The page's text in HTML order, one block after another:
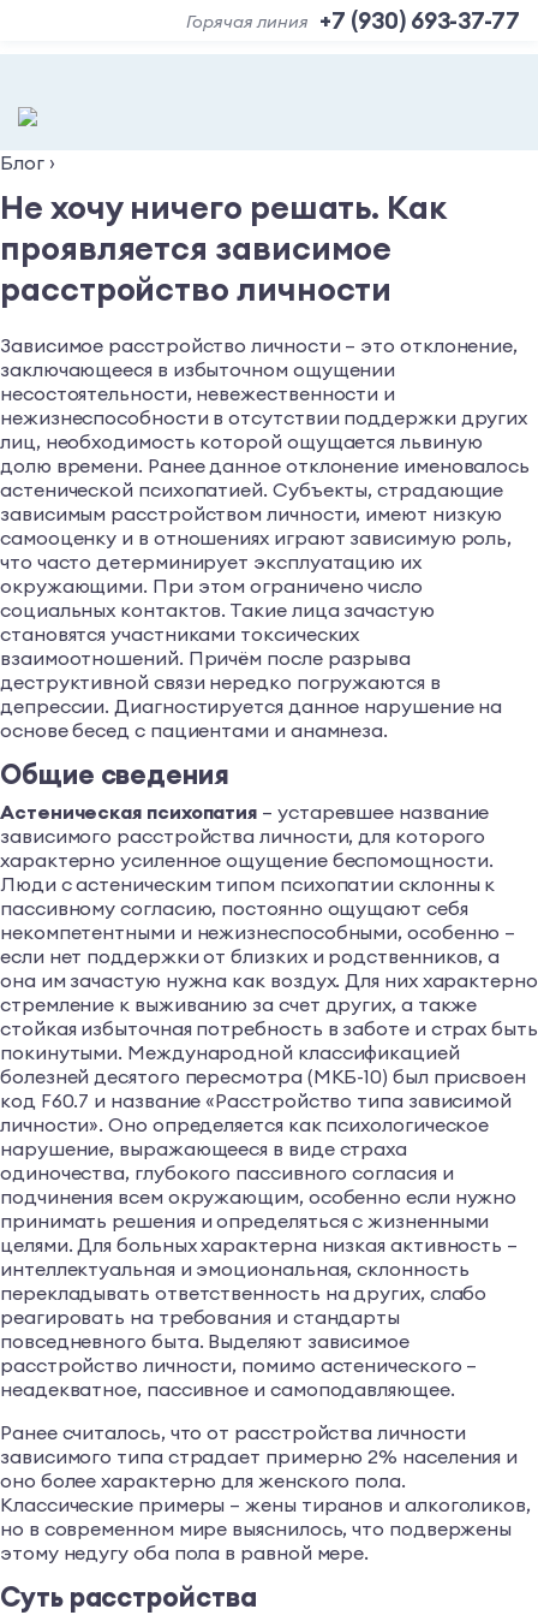
+7 (930) 693-37-77
Горячая линия
Блог ›
Не хочу ничего решать. Как
проявляется зависимое
расстройство личности
Зависимое расстройство личности – это отклонение,
заключающееся в избыточном ощущении
несостоятельности, невежественности и
нежизнеспособности в отсутствии поддержки других
лиц, необходимость которой ощущается львиную
долю времени. Ранее данное отклонение именовалось
астенической психопатией. Субъекты, страдающие
зависимым расстройством личности, имеют низкую
самооценку и в отношениях играют зависимую роль,
что часто детерминирует эксплуатацию их
окружающими. При этом ограничено число
социальных контактов. Такие лица зачастую
становятся участниками токсических
взаимоотношений. Причём после разрыва
деструктивной связи нередко погружаются в
депрессии. Диагностируется данное нарушение на
основе бесед с пациентами и анамнеза.
Общие сведения
Астеническая психопатия – устаревшее название
зависимого расстройства личности, для которого
характерно усиленное ощущение беспомощности.
Люди с астеническим типом психопатии склонны к
пассивному согласию, постоянно ощущают себя
некомпетентными и нежизнеспособными, особенно –
если нет поддержки от близких и родственников, а
она им зачастую нужна как воздух. Для них характерно
стремление к выживанию за счет других, а также
стойкая избыточная потребность в заботе и страх быть
покинутыми. Международной классификацией
болезней десятого пересмотра (МКБ-10) был присвоен
код F60.7 и название «Расстройство типа зависимой
личности». Оно определяется как психологическое
нарушение, выражающееся в виде страха
одиночества, глубокого пассивного согласия и
подчинения всем окружающим, особенно если нужно
принимать решения и определяться с жизненными
целями. Для больных характерна низкая активность –
интеллектуальная и эмоциональная, склонность
перекладывать ответственность на других, слабо
реагировать на требования и стандарты
повседневного быта. Выделяют зависимое
расстройство личности, помимо астенического –
неадекватное, пассивное и самоподавляющее.
Ранее считалось, что от расстройства личности
зависимого типа страдает примерно 2% населения и
оно более характерно для женского пола.
Классические примеры – жены тиранов и алкоголиков,
но в современном мире выяснилось, что подвержены
этому недугу оба пола в равной мере.
Суть расстройства